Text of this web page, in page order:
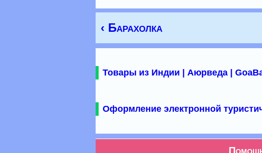
‹ Барахолка
Товары из Индии | Аюрведа |
Оформление электронной